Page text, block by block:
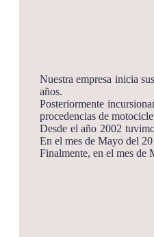
Nuestra empresa inicia
años.
Posteriormente
procedencias de
Desde el año 2002
En el mes de Mayo del
Finalmente, en el mes de